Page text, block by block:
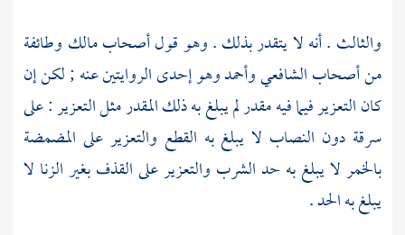
والثالث . أنه لا يتقدر بذلك . وهو قول أصحابمالك وطائفة
من أصحابالشافعيوأحمدوهو إحدى الروايتين عنه ; لكن إن
كان التعزير فيما فيه مقدر لم يبلغ به ذلك المقدر مثل التعزير : على
سرقة دون النصاب لا يبلغ به القطع والتعزير على المضمضة
بالخمر لا يبلغ به حد الشرب والتعزير على القذف بغير الزنا لا
يبلغ به الحد .